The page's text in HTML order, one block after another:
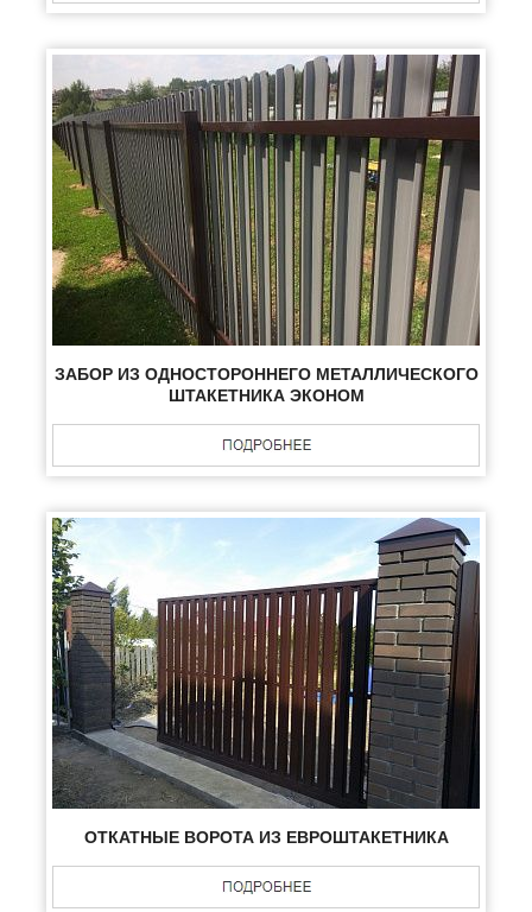
ЗАБОР ИЗ ОДНОСТОРОННЕГО МЕТАЛЛИЧЕСКОГО
ШТАКЕТНИКА ЭКОНОМ
ОТКАТНЫЕ ВОРОТА ИЗ ЕВРОШТАКЕТНИКА